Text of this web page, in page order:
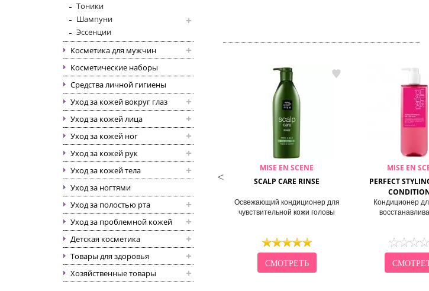
Тоники
Шампуни
Эссенции
Косметика для мужчин
Косметические наборы
Средства личной гигиены
Уход за кожей вокруг глаз
Уход за кожей лица
Уход за кожей ног
Уход за кожей рук
Уход за кожей тела
Уход за ногтями
Уход за полостью рта
Уход за проблемной кожей
Детская косметика
Товары для здоровья
Хозяйственные товары
RICH MOISTURE
CONDITIONER
для волос
DAENG GI MEO RI
DLAE SOO ANTI-HAIR LOSS
Кондиционер от выпадения
волос
СМОТРЕТЬ
MISE EN SCENE
SCALP CARE RINSE
Освежающий кондиционер для
чувствительной кожи головы
СМОТРЕТЬ
MISE EN
PERFECT
Кондиционер